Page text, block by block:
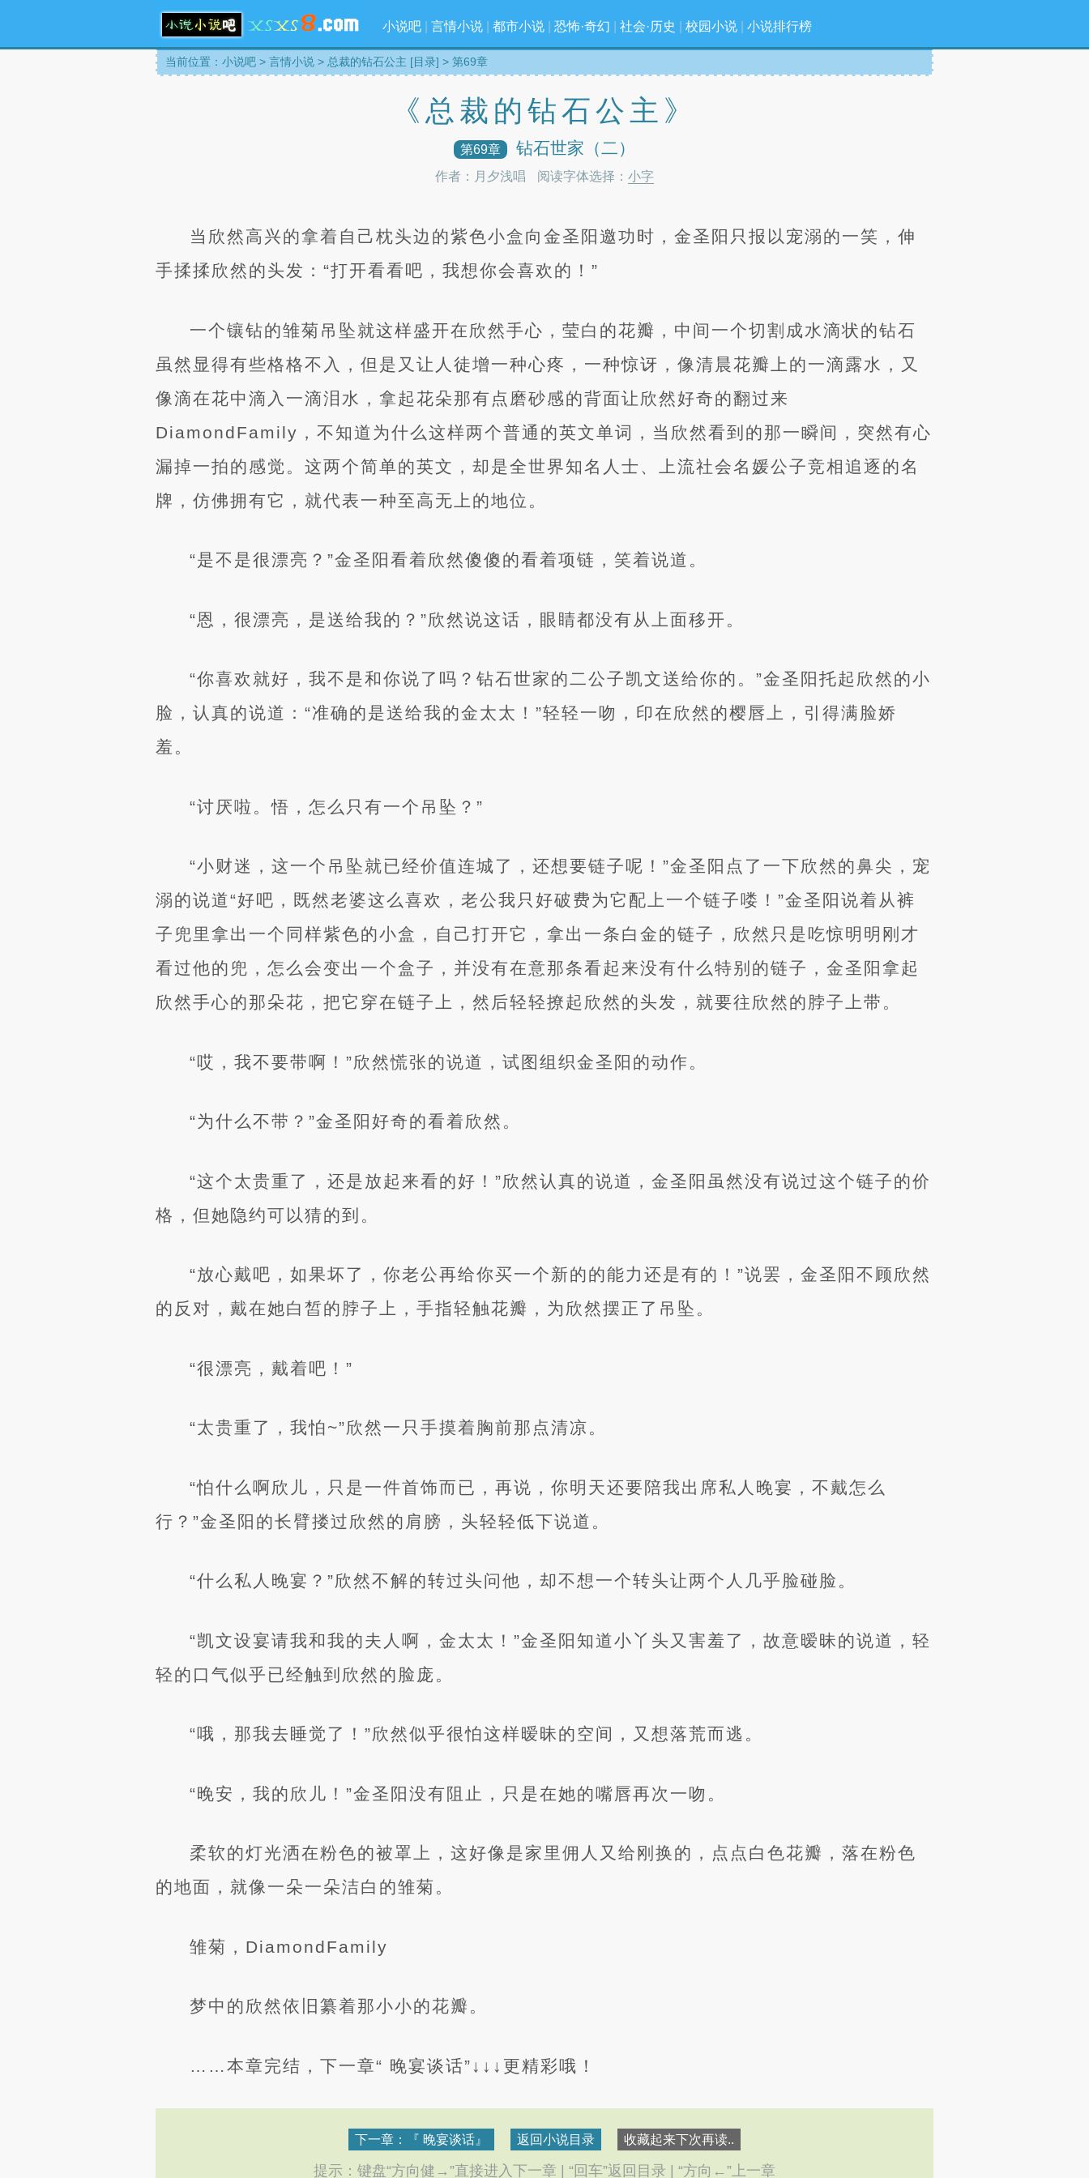
小说吧 言情小说 都市小说 恐怖·奇幻 社会·历史 校园小说 小说排行榜
当前位置： 小说吧 > 言情小说 > 总裁的钻石公主 [目录] > 第69章
《总裁的钻石公主》
第69章 钻石世家（二）
作者：月夕浅唱 阅读字体选择： 小字
当欣然高兴的拿着自己枕头边的紫色小盒向金圣阳邀功时，金圣阳只报以宠溺的一笑，伸
手揉揉欣然的头发：“打开看看吧，我想你会喜欢的！”
一个镶钻的雏菊吊坠就这样盛开在欣然手心，莹白的花瓣，中间一个切割成水滴状的钻石
虽然显得有些格格不入，但是又让人徒增一种心疼，一种惊讶，像清晨花瓣上的一滴露水，又
像滴在花中滴入一滴泪水，拿起花朵那有点磨砂感的背面让欣然好奇的翻过来
DiamondFamily，不知道为什么这样两个普通的英文单词，当欣然看到的那一瞬间，突然有心
漏掉一拍的感觉。这两个简单的英文，却是全世界知名人士、上流社会名媛公子竞相追逐的名
牌，仿佛拥有它，就代表一种至高无上的地位。
“是不是很漂亮？”金圣阳看着欣然傻傻的看着项链，笑着说道。
“恩，很漂亮，是送给我的？”欣然说这话，眼睛都没有从上面移开。
“你喜欢就好，我不是和你说了吗？钻石世家的二公子凯文送给你的。”金圣阳托起欣然的小
脸，认真的说道：“准确的是送给我的金太太！”轻轻一吻，印在欣然的樱唇上，引得满脸娇
羞。
“讨厌啦。悟，怎么只有一个吊坠？”
“小财迷，这一个吊坠就已经价值连城了，还想要链子呢！”金圣阳点了一下欣然的鼻尖，宠
溺的说道“好吧，既然老婆这么喜欢，老公我只好破费为它配上一个链子喽！”金圣阳说着从裤
子兜里拿出一个同样紫色的小盒，自己打开它，拿出一条白金的链子，欣然只是吃惊明明刚才
看过他的兜，怎么会变出一个盒子，并没有在意那条看起来没有什么特别的链子，金圣阳拿起
欣然手心的那朵花，把它穿在链子上，然后轻轻撩起欣然的头发，就要往欣然的脖子上带。
“哎，我不要带啊！”欣然慌张的说道，试图组织金圣阳的动作。
“为什么不带？”金圣阳好奇的看着欣然。
“这个太贵重了，还是放起来看的好！”欣然认真的说道，金圣阳虽然没有说过这个链子的价
格，但她隐约可以猜的到。
“放心戴吧，如果坏了，你老公再给你买一个新的的能力还是有的！”说罢，金圣阳不顾欣然
的反对，戴在她白皙的脖子上，手指轻触花瓣，为欣然摆正了吊坠。
“很漂亮，戴着吧！”
“太贵重了，我怕~”欣然一只手摸着胸前那点清凉。
“怕什么啊欣儿，只是一件首饰而已，再说，你明天还要陪我出席私人晚宴，不戴怎么
行？”金圣阳的长臂搂过欣然的肩膀，头轻轻低下说道。
“什么私人晚宴？”欣然不解的转过头问他，却不想一个转头让两个人几乎脸碰脸。
“凯文设宴请我和我的夫人啊，金太太！”金圣阳知道小丫头又害羞了，故意暧昧的说道，轻
轻的口气似乎已经触到欣然的脸庞。
“哦，那我去睡觉了！”欣然似乎很怕这样暧昧的空间，又想落荒而逃。
“晚安，我的欣儿！”金圣阳没有阻止，只是在她的嘴唇再次一吻。
柔软的灯光洒在粉色的被罩上，这好像是家里佣人又给刚换的，点点白色花瓣，落在粉色
的地面，就像一朵一朵洁白的雏菊。
雏菊，DiamondFamily
梦中的欣然依旧纂着那小小的花瓣。
……本章完结，下一章“ 晚宴谈话”↓↓↓更精彩哦！
下一章：『 晚宴谈话』 返回小说目录 收藏起来下次再读..
提示：键盘“方向健→”直接进入下一章 | “回车”返回目录 | “方向←”上一章